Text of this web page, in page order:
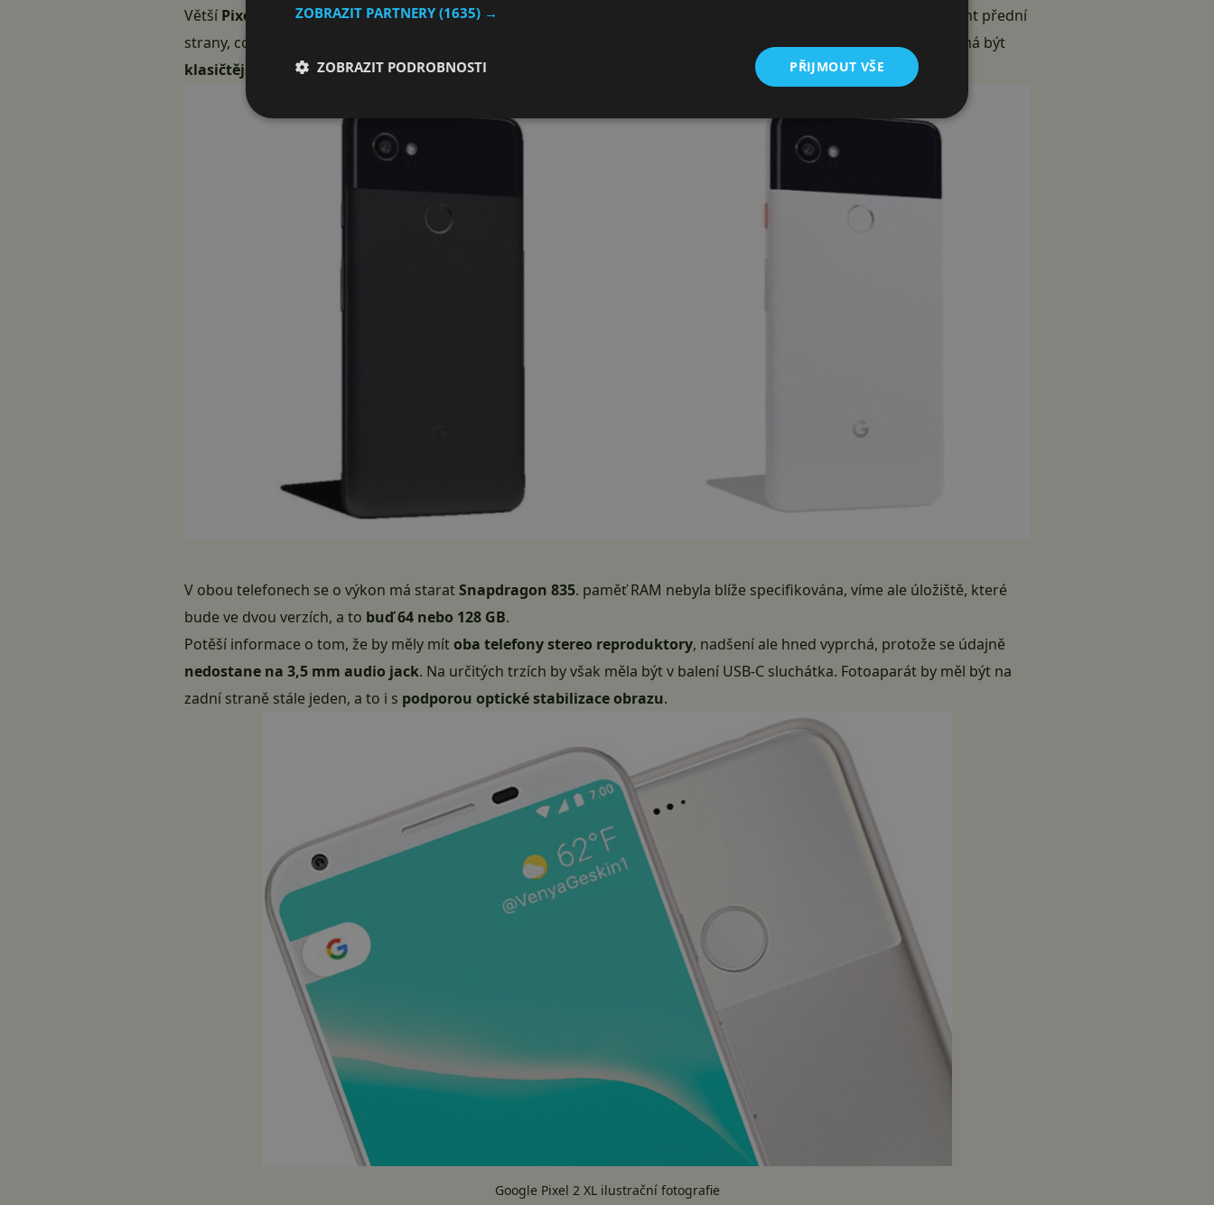
Větší Pixel 2 XL má mít zahnutý QHD displej , velikost displeje není známá, nicméně měl by zabírat 80 až 85 procent přední
strany, což ho řadí zhruba do stejné kategorie minimálních rámečků jako má
Galaxy Note 8, ten má 83,2%. Pixel 2 má být
klasičtější telefon s Full HD displejem, který nebude zahnutý a nemá mít minimální rámečky.
V obou telefonech se o výkon má staratSnapdragon 835. paměť RAM nebyla blíže specifikována, víme ale úložiště, které
bude ve dvou verzích, a to buď 64 nebo 128 GB.
Potěší informace o tom, že by měly mítoba telefony stereo reproduktory, nadšení ale hned vyprchá, protože se údajně
nedostane na 3,5 mm audio jack. Na určitých trzích by však měla být v balení USB-C sluchátka. Fotoaparát by měl být na
zadní straně stále jeden, a to i s podporou optické stabilizace obrazu.
Google Pixel 2 XL ilustrační fotografie
ZOBRAZIT PARTNERY(1635) →
PŘIJMOUT VŠE
ZOBRAZIT PODROBNOSTI